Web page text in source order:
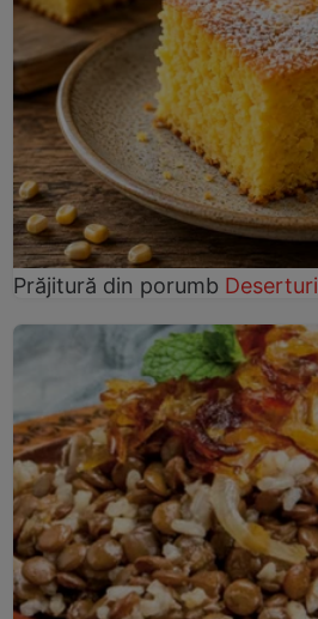
Prăjitură din porumb Deserturi